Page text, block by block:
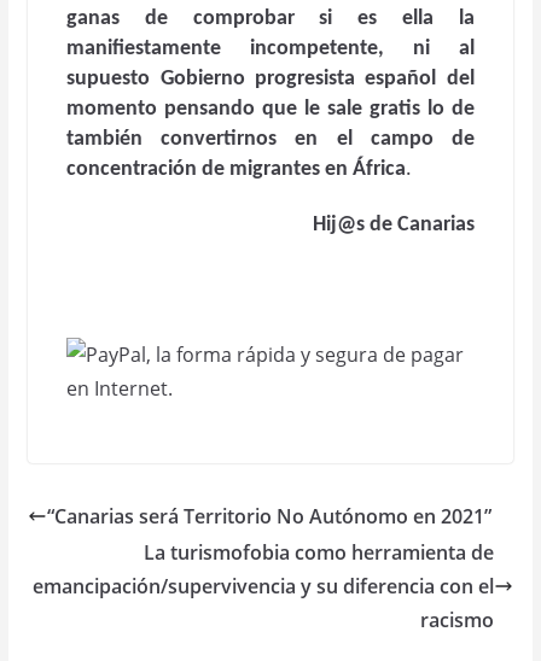
ganas de comprobar si es ella la
manifiestamente incompetente, ni al
supuesto Gobierno progresista español del
momento pensando que le sale gratis lo de
también convertirnos en el campo de
concentración de migrantes en África.
Hij@s de Canarias
“Canarias será Territorio No Autónomo en 2021”
La turismofobia como herramienta de
emancipación/supervivencia y su diferencia con el
racismo